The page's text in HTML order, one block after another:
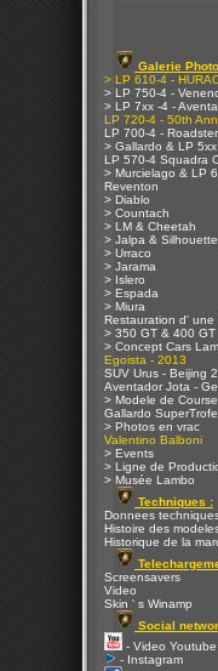
Galerie
> LP 610-4 -
> LP 750-4 -
> LP 7xx -4 -
LP 720-4 - 50th
LP 700-4 - Roadster
> Gallardo & LP 5xx
LP 570-4 Squadra
> Murcielago & LP
Reventon
> Diablo
> Countach
> LM & Cheetah
> Jalpa & Silhouette
> Urraco
> Jarama
> Islero
> Espada
> Miura
Restauration d' une
> 350 GT & 400 GT
> Concept Cars
Egoista - 2013
SUV Urus - Beijing
Aventador Jota -
> Modele de Course
Gallardo
> Photos en vrac
Valentino Balboni
> Events
> Ligne de
> Musée Lambo
Techniques :
Donnees
Histoire des
Historique de la
Screensavers
Video
Skin ' s Winamp
Social
- Video Youtube
- Instagram